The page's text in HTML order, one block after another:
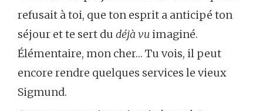
refusait à toi, que ton esprit a anticipé ton
séjour et te sert du déjà vuimaginé.
Élémentaire, mon cher… Tu vois, il peut
encore rendre quelques services le vieux
Sigmund.